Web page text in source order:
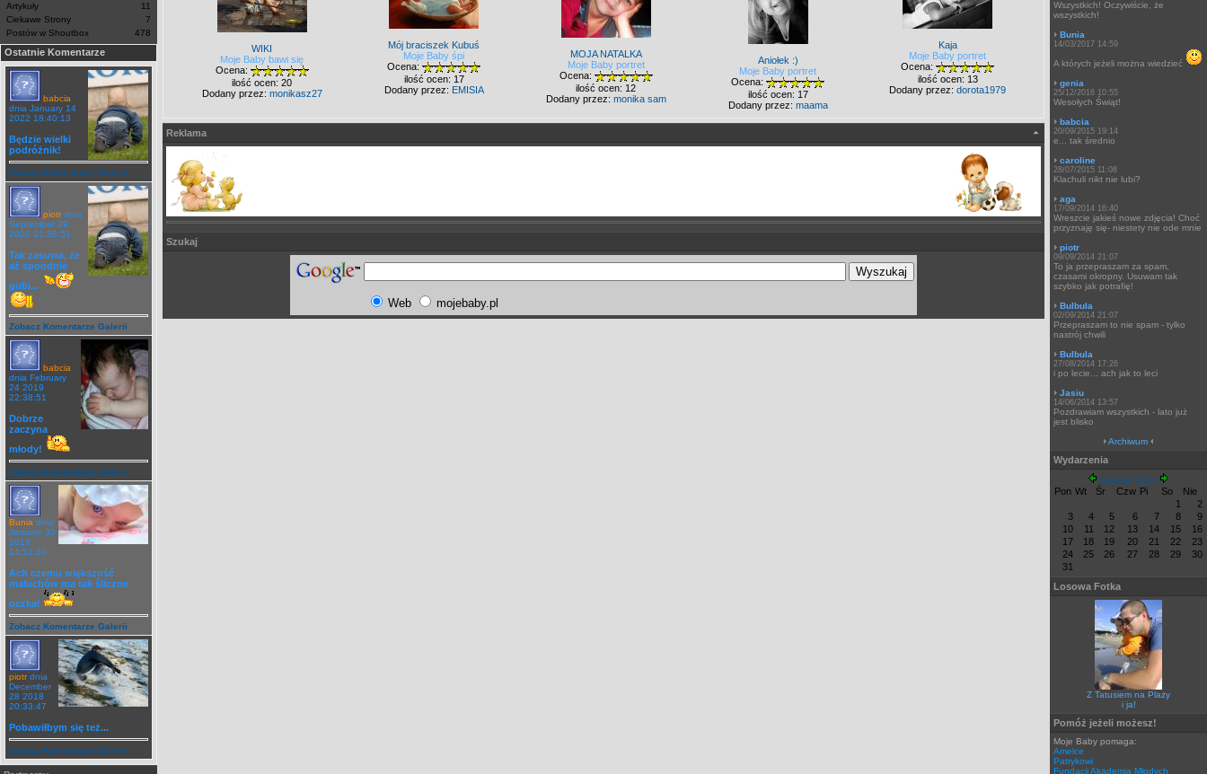
Artykuły
11
Ciekawe Strony
7
Postów w Shoutbox
478
Ostatnie Komentarze
babcia
dnia January 14
2022 18:40:13
Będzie wielki
podróżnik!
Zobacz Komentarze Galerii
piotr dnia
September 09
2020 21:36:51
Tak zasuwa, że
aż spoodnie
gubi...
Zobacz Komentarze Galerii
babcia
dnia February
24 2019
22:38:51
Dobrze
zaczyna
młody!
Zobacz Komentarze Galerii
Bunia dnia
January 30
2019
14:51:30
Ach czemu większość
maluchów ma tak śliczne
oczka!
Zobacz Komentarze Galerii
piotr dnia
December
28 2018
20:33:47
Pobawiłbym się też...
Zobacz Komentarze Galerii
WIKI
Moje Baby bawi się
Ocena:
ilość ocen: 20
Dodany przez: monikasz27
Mój braciszek Kubuś
Moje Baby śpi
Ocena:
ilość ocen: 17
Dodany przez: EMISIA
MOJA NATALKA
Moje Baby portret
Ocena:
ilość ocen: 12
Dodany przez: monika sam
Aniołek :)
Moje Baby portret
Ocena:
ilość ocen: 17
Dodany przez: maama
Kaja
Moje Baby portret
Ocena:
ilość ocen: 13
Dodany przez: dorota1979
Reklama
Szukaj
Web mojebaby.pl
Wszystkich! Oczywiście, że
wszystkich!
Bunia
14/03/2017 14:59
A których jeżeli można wiedzieć
genia
25/12/2016 10:55
Wesołych Świąt!
babcia
20/09/2015 19:14
e... tak średnio
caroline
28/07/2015 11:08
Klachuli nikt nie lubi?
aga
17/09/2014 16:40
Wreszcie jakieś nowe zdjęcia! Choć
przyznaję się- niestety nie ode mnie
piotr
09/09/2014 21:07
To ja przepraszam za spam,
czasami okropny. Usuwam tak
szybko jak potrafię!
Bulbula
02/09/2014 21:07
Przepraszam to nie spam - tylko
nastrój chwili
Bulbula
27/08/2014 17:26
i po lecie... ach jak to leci
Jasiu
14/06/2014 13:57
Pozdrawiam wszystkich - lato już
jest blisko
Archiwum
Wydarzenia
Sierpień 2026
Pon Wt Śr Czw Pi So
Nie
1
2
3
4 5 6 7 8
9
10
11 12 13 14 15
16
17
18 19 20 21 22
23
24
25 26 27 28 29
30
31
Losowa Fotka
Z Tatusiem na Plaży
i ja!
Pomóż jeżeli możesz!
Moje Baby pomaga:
Amelce
Patrykowi
Fundacji Akademia Młodych